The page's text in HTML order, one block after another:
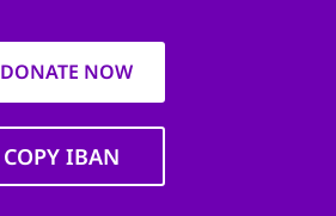
DONATE NOW
COPY IBAN